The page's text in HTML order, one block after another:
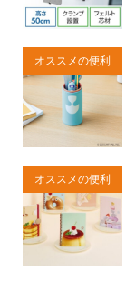
オススメの便利
商品
オススメの便利
商品